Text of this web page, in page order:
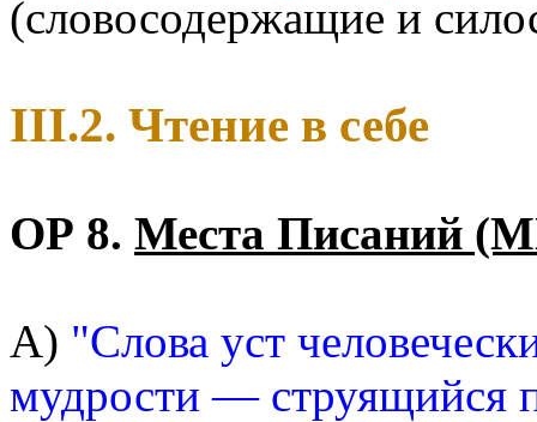
(словосодержащие и
III.2. Чтение в себе
ОР 8. Места Писаний
А) "Слова уст
мудрости — струящийся